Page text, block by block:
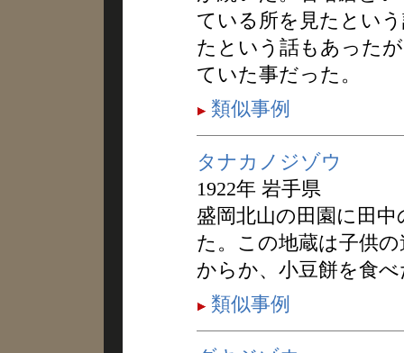
ている所を見たとい
たという話もあった
ていた事だった。
類似事例
タナカノジゾウ
1922年 岩手県
盛岡北山の田園に田
た。この地蔵は子供
からか、小豆餅を食
類似事例